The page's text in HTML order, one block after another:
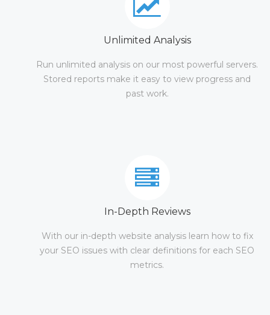
Unlimited Analysis
Run unlimited analysis on our most powerful servers.
Stored reports make it easy to view progress and
past work.
In-Depth Reviews
With our in-depth website analysis learn how to fix
your SEO issues with clear definitions for each SEO
metrics.